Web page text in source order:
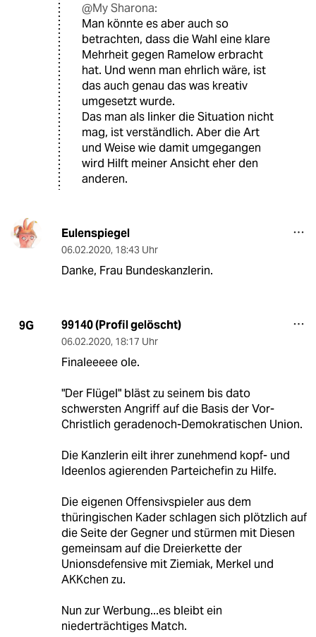
@My Sharona:
Man könnte es aber auch so
betrachten, dass die Wahl eine klare
Mehrheit gegen Ramelow erbracht
hat. Und wenn man ehrlich wäre, ist
das auch genau das was kreativ
umgesetzt wurde.
Das man als linker die Situation nicht
mag, ist verständlich. Aber die Art
und Weise wie damit umgegangen
wird Hilft meiner Ansicht eher den
anderen.
Eulenspiegel
06.02.2020, 18:43 Uhr
Danke, Frau Bundeskanzlerin.
9G 99140 (Profil gelöscht)
06.02.2020, 18:17 Uhr
Finaleeeee ole.
"Der Flügel" bläst zu seinem bis dato
schwersten Angriff auf die Basis der Vor-
Christlich geradenoch-Demokratischen Union.
Die Kanzlerin eilt ihrer zunehmend kopf- und
Ideenlos agierenden Parteichefin zu Hilfe.
Die eigenen Offensivspieler aus dem
thüringischen Kader schlagen sich plötzlich auf
die Seite der Gegner und stürmen mit Diesen
gemeinsam auf die Dreierkette der
Unionsdefensive mit Ziemiak, Merkel und
AKKchen zu.
Nun zur Werbung...es bleibt ein
niederträchtiges Match.